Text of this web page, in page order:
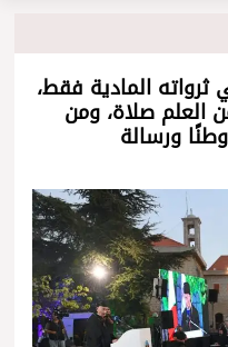
المادية فقط،
العلم صلاة، ومن
ورسالة